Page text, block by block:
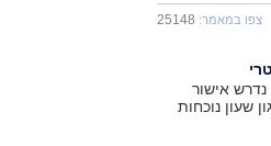
צפו במאמר: 25148
אישור
שעון נוכחות